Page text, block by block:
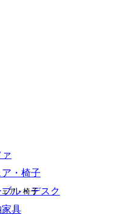
ァ
・椅子
ブル・デスク
具
に追加できます
ア・椅子